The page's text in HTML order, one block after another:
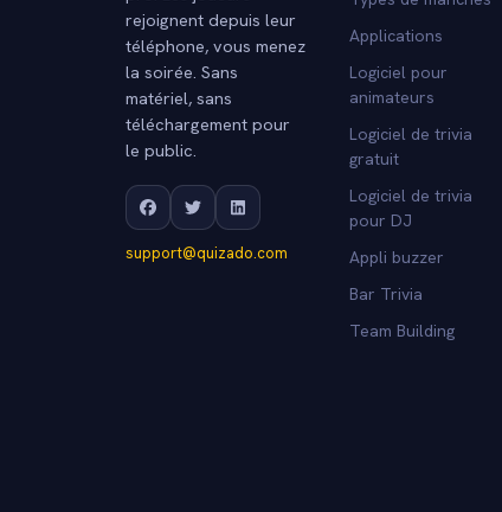
rejoignent depuis leur
téléphone, vous menez
la soirée. Sans
matériel, sans
téléchargement pour
le public.
support@quizado.com
Applications
Logiciel pour
animateurs
Logiciel de trivia
gratuit
Logiciel de trivia
pour DJ
Appli buzzer
Bar Trivia
Team Building